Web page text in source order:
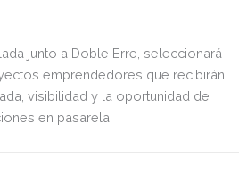
junto a Doble Erre, seleccionará
emprendedores que recibirán
visibilidad y la oportunidad de
en pasarela.